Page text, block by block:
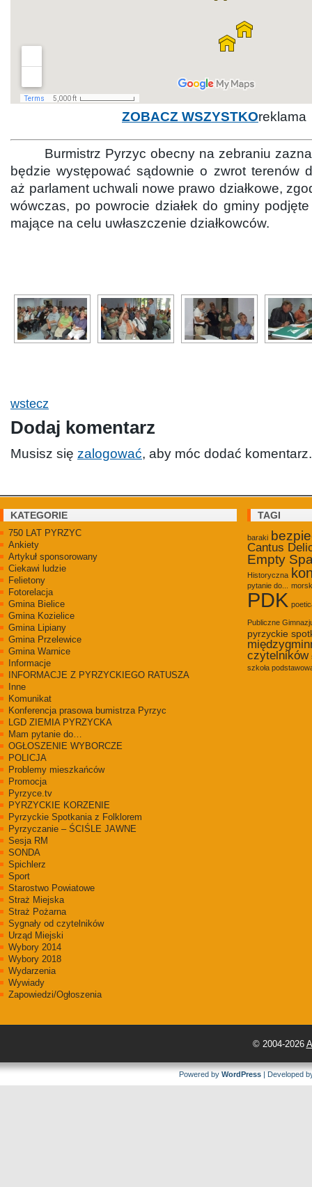
ZOBACZ WSZYSTKOreklama
Burmistrz Pyrzyc obecny na zebraniu
będzie występować sądownie o zwrot terenów
aż parlament uchwali nowe prawo działkowe,
wówczas, po powrocie działek do gminy
mające na celu uwłaszczenie działkowców.
wstecz
Dodaj komentarz
Musisz się zalogować, aby móc dodać komentarz.
KATEGORIE
750 LAT PYRZYC
Ankiety
Artykuł sponsorowany
Ciekawi ludzie
Felietony
Fotorelacja
Gmina Bielice
Gmina Kozielice
Gmina Lipiany
Gmina Przelewice
Gmina Warnice
Informacje
INFORMACJE Z PYRZYCKIEGO RATUSZA
Inne
Komunikat
Konferencja prasowa bumistrza Pyrzyc
LGD ZIEMIA PYRZYCKA
Mam pytanie do…
OGŁOSZENIE WYBORCZE
POLICJA
Problemy mieszkańców
Promocja
Pyrzyce.tv
PYRZYCKIE KORZENIE
Pyrzyckie Spotkania z Folklorem
Pyrzyczanie – ŚCIŚLE JAWNE
Sesja RM
SONDA
Spichlerz
Sport
Starostwo Powiatowe
Straż Miejska
Straż Pożarna
Sygnały od czytelników
Urząd Miejski
Wybory 2014
Wybory 2018
Wydarzenia
Wywiady
Zapowiedzi/Ogłoszenia
TAGI
baraki
Cantus
Empty
Historyczna
pytanie do...
PDK
Publiczne
pyrzyckie
czytelników
szkoła
© 2004-2026
Powered by WordPress | Developed